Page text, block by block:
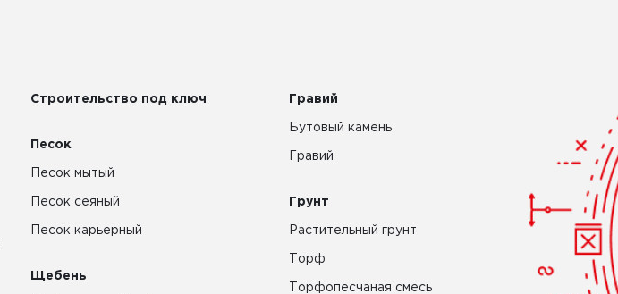
Строительство под ключ
Песок
Песок мытый
Песок сеяный
Песок карьерный
Щебень
Гравий
Бутовый камень
Гравий
Грунт
Растительный грунт
Торф
Торфопесчаная смесь